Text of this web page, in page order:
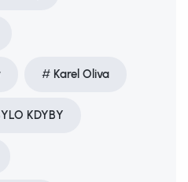
Karel Oliva
KDYBY